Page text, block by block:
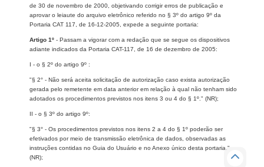
de 30 de novembro de 2000, objetivando corrigir erros de publicação e
aprovar o leiaute do arquivo eletrônico referido no § 3º do artigo 9º da
Portaria CAT 117, de 16-12-2005, expede a seguinte portaria:
Artigo 1º - Passam a vigorar com a redação que se segue os dispositivos
adiante indicados da Portaria CAT-117, de 16 de dezembro de 2005:
I - o § 2º do artigo 9º :
"§ 2° - Não será aceita solicitação de autorização caso exista autorização
gerada pelo remetente em data anterior em relação à qual não tenham sido
adotados os procedimentos previstos nos itens 3 ou 4 do § 1º." (NR);
II - o § 3º do artigo 9º:
"§ 3° - Os procedimentos previstos nos itens 2 a 4 do § 1º poderão ser
efetivados por meio de transmissão eletrônica de dados, observadas as
instruções contidas no Guia do Usuário e no Anexo único desta portaria."
(NR);